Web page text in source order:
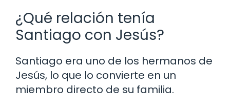
¿Qué relación tenía
Santiago con Jesús?
Santiago era uno de los hermanos de
Jesús, lo que lo convierte en un
miembro directo de su familia.